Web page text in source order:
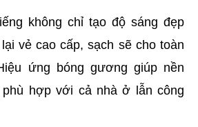
không chỉ tạo độ sáng đẹp
vẻ cao cấp, sạch sẽ cho toàn
ứng bóng gương giúp nền
hợp với cả nhà ở lẫn công